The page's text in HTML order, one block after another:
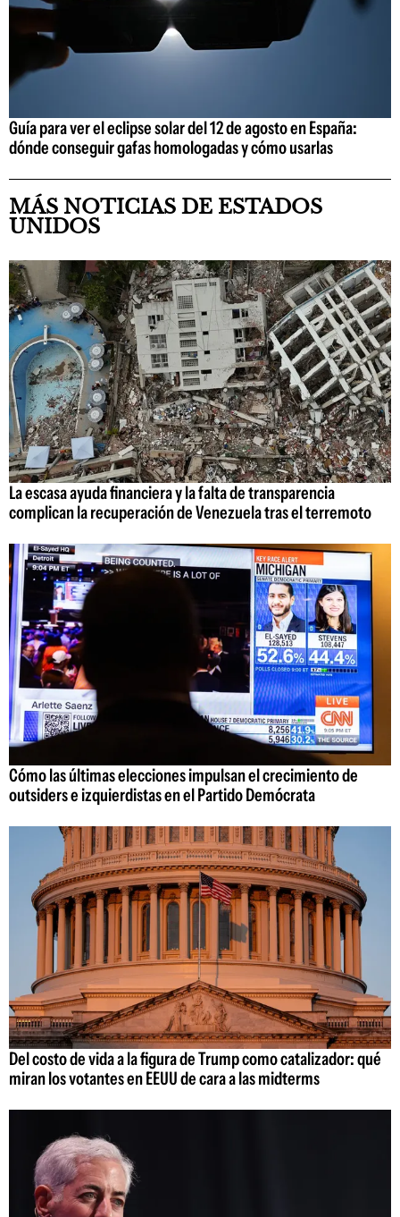
Guía para ver el eclipse solar del 12 de agosto en España:
dónde conseguir gafas homologadas y cómo usarlas
MÁS NOTICIAS DE ESTADOS
UNIDOS
La escasa ayuda financiera y la falta de transparencia
complican la recuperación de Venezuela tras el terremoto
Cómo las últimas elecciones impulsan el crecimiento de
outsiders e izquierdistas en el Partido Demócrata
Del costo de vida a la figura de Trump como catalizador: qué
miran los votantes en EEUU de cara a las midterms